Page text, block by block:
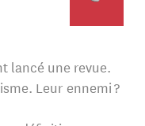
lancé une revue.
Leur ennemi ?